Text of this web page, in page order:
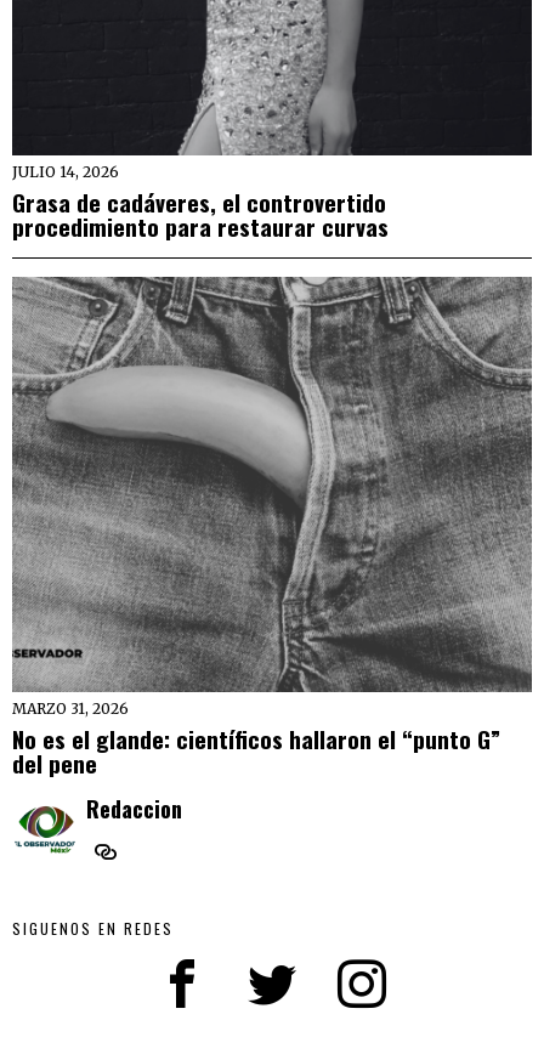
JULIO 14, 2026
Grasa de cadáveres, el controvertido
procedimiento para restaurar curvas
MARZO 31, 2026
No es el glande: científicos hallaron el “punto G”
del pene
Redaccion
SIGUENOS EN REDES